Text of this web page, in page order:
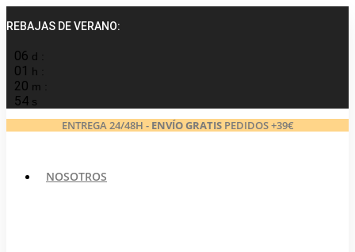
al
REBAJAS DE VERANO:
06 d :
01 h :
20 m :
53 s
ENTREGA 24/48H - ENVÍO GRATISPEDIDOS +39€
NOSOTROS